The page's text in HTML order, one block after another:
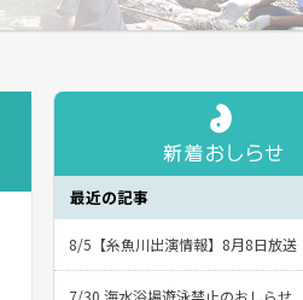
最近の記事
8/5【糸魚川出演情報】8月8日放送
7/30 海水浴場遊泳禁止のおしらせ